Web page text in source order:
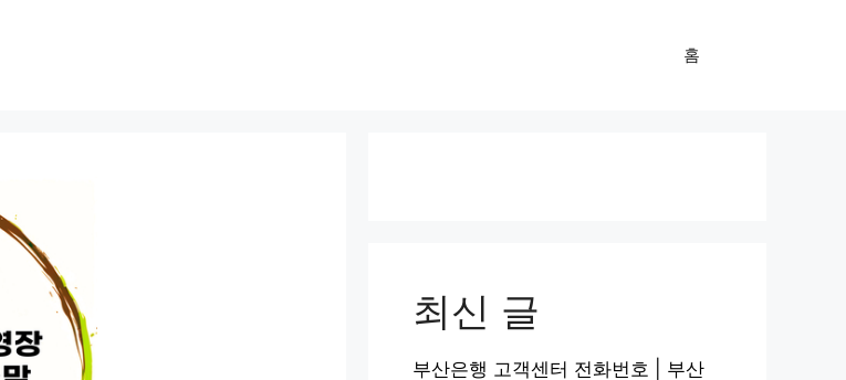
홈
최신 글
부산은행 고객센터 전화번호 | 부산